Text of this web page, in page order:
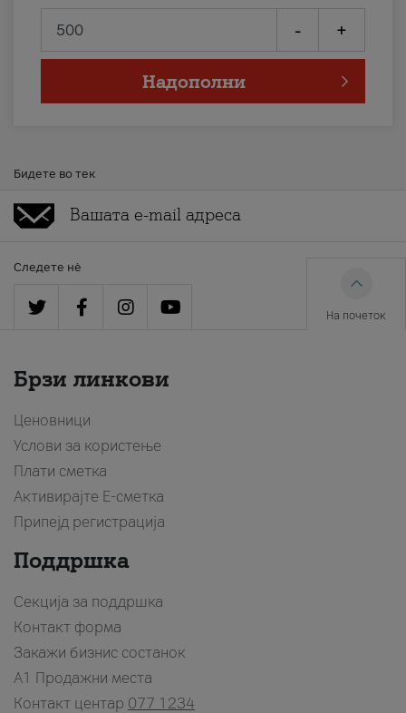
- +
Надополни
Бидете во тек
Следете нè
На почеток
Брзи линкови
Ценовници
Услови за користење
Плати сметка
Активирајте Е-сметка
Припејд регистрација
Поддршка
Секција за поддршка
Контакт форма
Закажи бизнис состанок
A1 Продажни места
Контакт центар 077 1234